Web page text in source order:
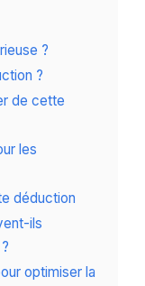
?
?
de cette
les
déduction
ils
optimiser la